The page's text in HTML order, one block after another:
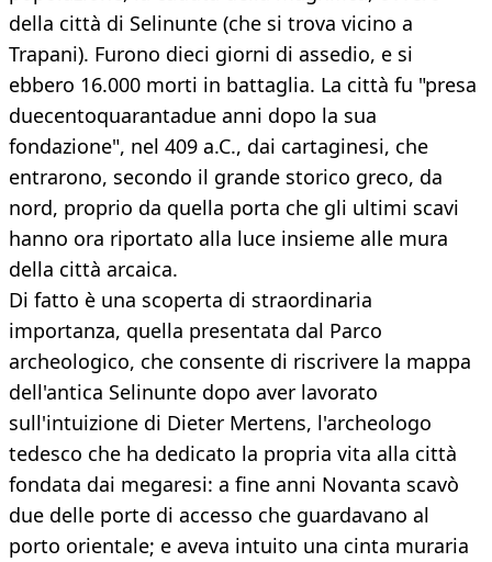
della città di Selinunte (che si trova vicino a
Trapani). Furono dieci giorni di assedio, e si
ebbero 16.000 morti in battaglia. La città fu "presa
duecentoquarantadue anni dopo la sua
fondazione", nel 409 a.C., dai cartaginesi, che
entrarono, secondo il grande storico greco, da
nord, proprio da quella porta che gli ultimi scavi
hanno ora riportato alla luce insieme alle mura
della città arcaica.
Di fatto è una scoperta di straordinaria
importanza, quella presentata dal Parco
archeologico, che consente di riscrivere la mappa
dell'antica Selinunte dopo aver lavorato
sull'intuizione di Dieter Mertens, l'archeologo
tedesco che ha dedicato la propria vita alla città
fondata dai megaresi: a fine anni Novanta scavò
due delle porte di accesso che guardavano al
porto orientale; e aveva intuito una cinta muraria